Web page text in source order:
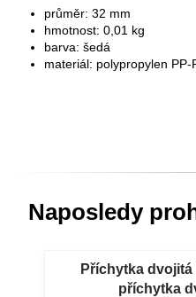
průměr: 32 mm
hmotnost: 0,01 kg
barva: šedá
materiál: polypropylen PP-
Naposledy
Příchytka dvojitá
příchytka